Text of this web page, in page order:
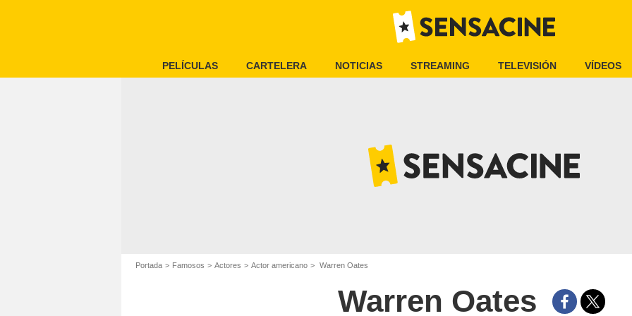
PELÍCULAS CARTELERA NOTICIAS STREAMING TELEVISIÓN VÍDEOS
Portada Famosos Actores Actor americano Warren Oates
Warren Oates